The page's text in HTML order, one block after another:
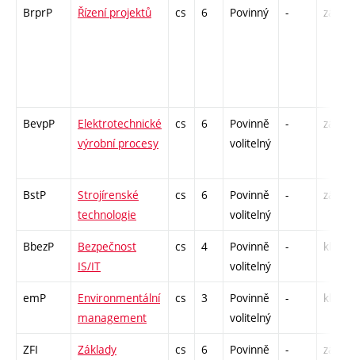
BrprP Řízení projektů cs 6 Povinný - zá,zk
BevpP
Elektrotechnické
výrobní procesy
cs 6
Povinně
volitelný
- zá,zk
BstP
Strojírenské
technologie
cs 6
Povinně
volitelný
- zá,zk
BbezP
Bezpečnost
IS/IT
cs 4
Povinně
volitelný
- kl
emP
Environmentální
management
cs 3
Povinně
volitelný
- kl
ZFI
Základy
cs 6
Povinně
- zá,zk